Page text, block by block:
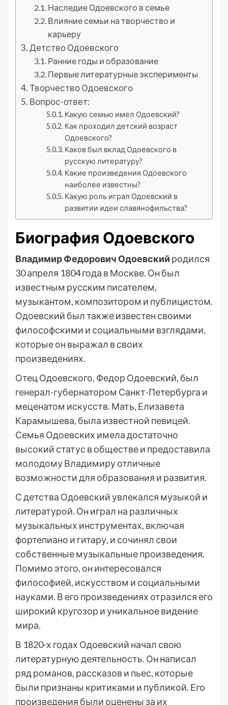
Наследие Одоевского в семье
Влияние семьи на творчество и
карьеру
Детство Одоевского
Ранние годы и образование
Первые литературные эксперименты
Творчество Одоевского
Вопрос-ответ:
Какую семью имел Одоевский?
Как проходил детский возраст
Одоевского?
Каков был вклад Одоевского в
русскую литературу?
Какие произведения Одоевского
наиболее известны?
Какую роль играл Одоевский в
развитии идеи славянофильства?
Биография Одоевского
Владимир Федорович Одоевский родился
30 апреля 1804 года в Москве. Он был
известным русским писателем,
музыкантом, композитором и публицистом.
Одоевский был также известен своими
философскими и социальными взглядами,
которые он выражал в своих
произведениях.
Отец Одоевского, Федор Одоевский, был
генерал-губернатором Санкт-Петербурга и
меценатом искусств. Мать, Елизавета
Карамышева, была известной певицей.
Семья Одоевских имела достаточно
высокий статус в обществе и предоставила
молодому Владимиру отличные
возможности для образования и развития.
С детства Одоевский увлекался музыкой и
литературой. Он играл на различных
музыкальных инструментах, включая
фортепиано и гитару, и сочинял свои
собственные музыкальные произведения.
Помимо этого, он интересовался
философией, искусством и социальными
науками. В его произведениях отразился его
широкий кругозор и уникальное видение
мира.
В 1820-х годах Одоевский начал свою
литературную деятельность. Он написал
ряд романов, рассказов и пьес, которые
были признаны критиками и публикой. Его
произведения были оценены за их